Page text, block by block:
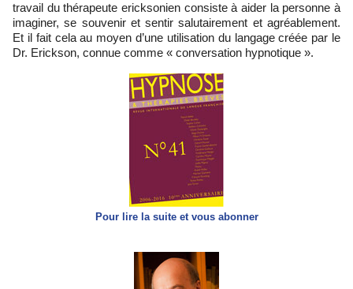
travail du thérapeute ericksonien consiste à aider la personne à
imaginer, se souvenir et sentir salutairement et agréablement.
Et il fait cela au moyen d’une utilisation du langage créée par le
Dr. Erickson, connue comme « conversation hypnotique ».
Pour lire la suite et vous abonner